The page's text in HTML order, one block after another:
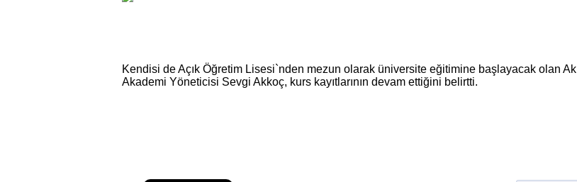
Kendisi de Açık Öğretim Lisesi`nden mezun olarak üniversite eğitimine başlayacak olan Ak
Akademi Yöneticisi Sevgi Akkoç, kurs kayıtlarının devam ettiğini belirtti.